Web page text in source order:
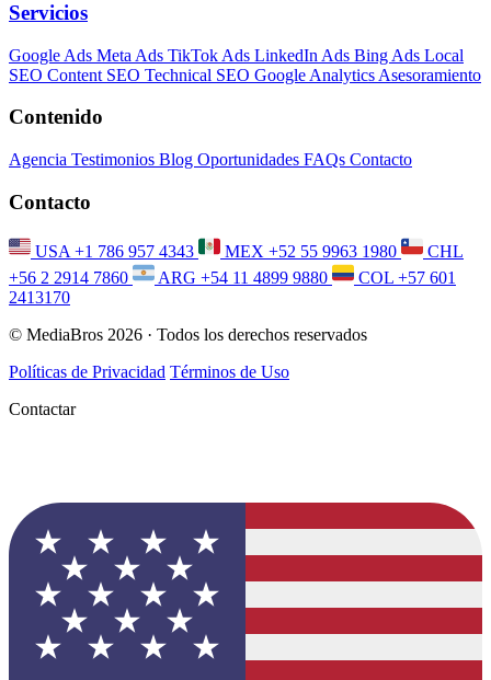
Servicios
Google Ads Meta Ads TikTok Ads LinkedIn Ads Bing Ads Local
SEO Content SEO Technical SEO Google Analytics Asesoramiento
Contenido
Agencia Testimonios Blog Oportunidades FAQs Contacto
Contacto
USA +1 786 957 4343 MEX +52 55 9963 1980
CHL
+56 2 2914 7860
ARG +54 11 4899 9880 COL +57 601
2413170
© MediaBros 2026 · Todos los derechos reservados
Políticas de Privacidad Términos de Uso
Contactar